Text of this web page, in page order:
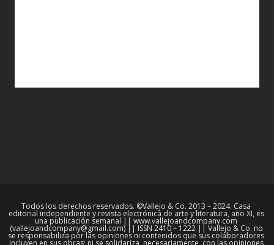
Todos los derechos reservados. ©Vallejo & Co. 2013 – 2024. Casa
editorial independiente y revista electrónica de arte y literatura, año XI, es
una publicación semanal || www.vallejoandcompany.com
(vallejoandcompany@gmail.com) || ISSN 2410 – 1222 || Vallejo & Co. no
se responsabiliza por las opiniones ni contenidos que sus colaboradores
incluyen en sus obras; ni se solidariza, necesariamente, con las opiniones